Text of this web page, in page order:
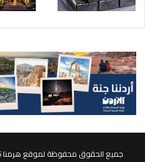
جميع الحقوق محفوظة لموقع هرمنا 2026 | مدعوم بواسطة